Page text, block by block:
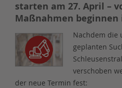
starten am 27. April –
Maßnahmen beginnen
Nachdem die
geplanten
verschoben
der neue Termin fest: